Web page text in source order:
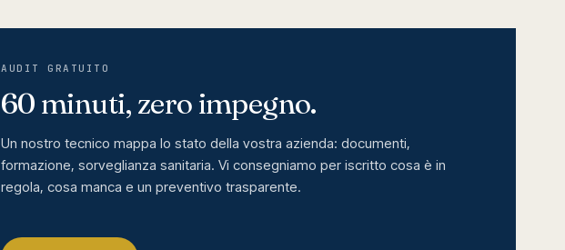
AUDIT GRATUITO
60 minuti, zero impegno.
Un nostro tecnico mappa lo stato della vostra azienda: documenti,
formazione, sorveglianza sanitaria. Vi consegniamo per iscritto cosa è in
regola, cosa manca e un preventivo trasparente.